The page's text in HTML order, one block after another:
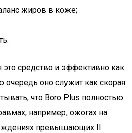
жиров в коже;
это средство и эффективно как
очередь оно служит как скорая
что Boro Plus полностью
например, ожогах на
превышающих II